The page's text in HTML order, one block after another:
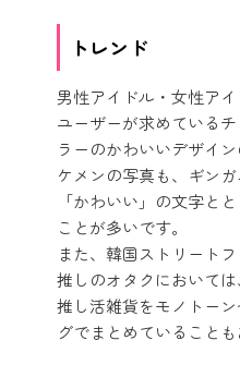
トレンド
男性アイドル・女性ア
ユーザーが求めている
ラーのかわいいデザイ
ケメンの写真も、ギンガ
「かわいい」の文字と
ことが多いです。
また、韓国ストリート
推しのオタクにおいて
推し活雑貨をモノトー
グでまとめていることも